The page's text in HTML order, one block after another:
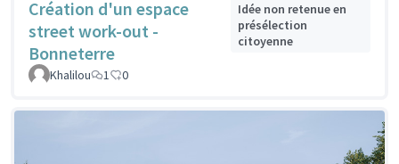
Création d'un espace
street work-out -
Bonneterre
Idée non retenue en
présélection
citoyenne
Khalilou 1 0